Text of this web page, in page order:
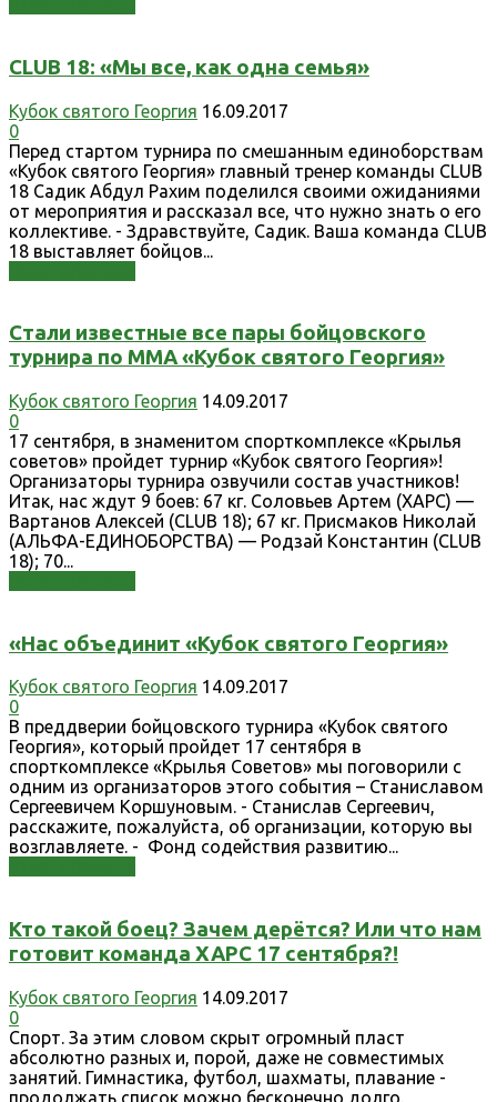
CLUB 18: «Мы все, как одна семья»
Кубок святого Георгия 16.09.2017
0
Перед стартом турнира по смешанным единоборствам
«Кубок святого Георгия» главный тренер команды CLUB
18 Садик Абдул Рахим поделился своими ожиданиями
от мероприятия и рассказал все, что нужно знать о его
коллективе. - Здравствуйте, Садик. Ваша команда CLUB
18 выставляет бойцов...
Стали известные все пары бойцовского
турнира по ММА «Кубок святого Георгия»
Кубок святого Георгия 14.09.2017
0
17 сентября, в знаменитом спорткомплексе «Крылья
советов» пройдет турнир «Кубок святого Георгия»!
Организаторы турнира озвучили состав участников!
Итак, нас ждут 9 боев: 67 кг. Соловьев Артем (ХАРС) —
Вартанов Алексей (CLUB 18); 67 кг. Присмаков Николай
(АЛЬФА-ЕДИНОБОРСТВА) — Родзай Константин (CLUB
18); 70...
«Нас объединит «Кубок святого Георгия»
Кубок святого Георгия 14.09.2017
0
В преддверии бойцовского турнира «Кубок святого
Георгия», который пройдет 17 сентября в
спорткомплексе «Крылья Советов» мы поговорили с
одним из организаторов этого события – Станиславом
Сергеевичем Коршуновым. - Станислав Сергеевич,
расскажите, пожалуйста, об организации, которую вы
возглавляете. - Фонд содействия развитию...
Кто такой боец? Зачем дерётся? Или что нам
готовит команда ХАРС 17 сентября?!
Кубок святого Георгия 14.09.2017
0
Спорт. За этим словом скрыт огромный пласт
абсолютно разных и, порой, даже не совместимых
занятий. Гимнастика, футбол, шахматы, плавание -
продолжать список можно бесконечно долго.